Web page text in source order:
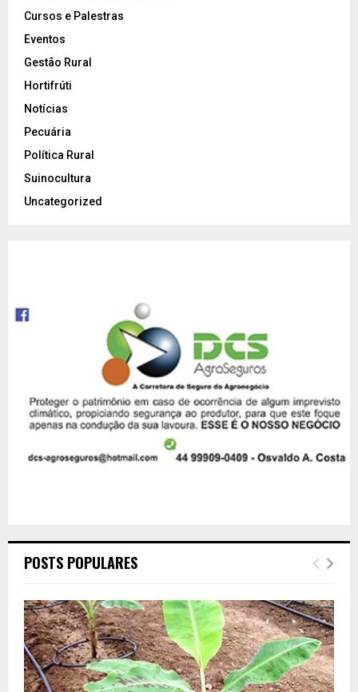
Cursos e Palestras
Eventos
Gestão Rural
Hortifrúti
Notícias
Pecuária
Política Rural
Suinocultura
Uncategorized
POSTS POPULARES